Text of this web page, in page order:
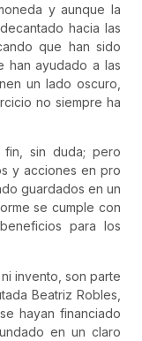
y aunque la
hacia las
que han sido
han ayudado a las
un lado oscuro,
no siempre ha
fin, sin duda; pero
y acciones en pro
guardados en un
se cumple con
para los
invento, son parte
Beatriz Robles,
hayan financiado
en un claro